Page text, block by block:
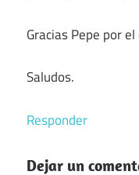
Gracias Pepe por
Saludos.
Responder
Dejar un